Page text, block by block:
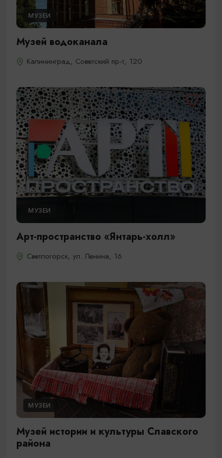
МУЗЕИ
Музей водоканала
Калининград, Советский пр-т, 120
МУЗЕИ
Арт-пространство «Янтарь-холл»
Светлогорск, ул. Ленина, 16
МУЗЕИ
Музей истории и культуры Славского
района